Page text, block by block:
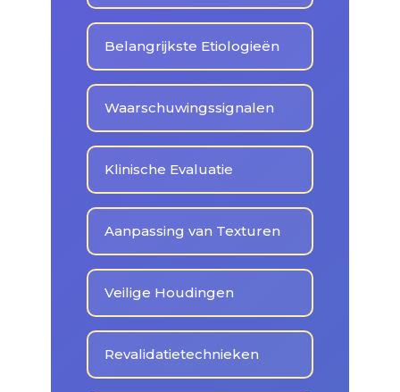
Belangrijkste Etiologieën
Waarschuwingssignalen
Klinische Evaluatie
Aanpassing van Texturen
Veilige Houdingen
Revalidatietechnieken